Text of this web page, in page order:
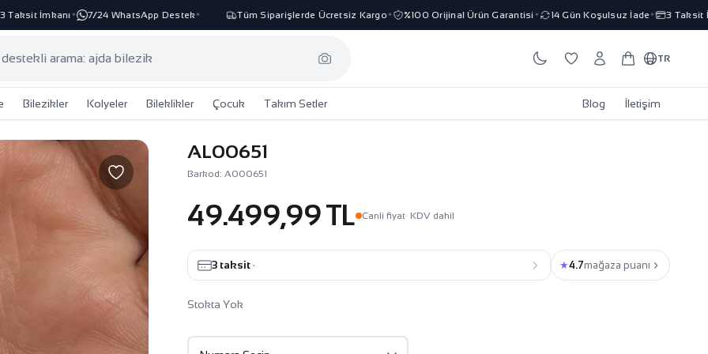
İmkanı✦ 7/24 WhatsApp Destek✦ Tüm Siparişlerde Ücretsiz Kargo✦ %100 Orijinal Ürün Garantisi✦ 14 Gün Koşulsuz İade ✦ 3 Taksit
TR
Bilezikler Kolyeler Bileklikler Çocuk Takım Setler Blog İletişim
AL00651
Barkod: A000651
49.499,99 TL Canli fiyat· KDV dahil
3 taksit · ★4.7mağaza puanı
Stokta Yok